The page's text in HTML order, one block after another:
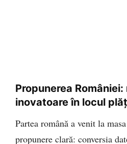
Propunerea
inovatoare în locul
Partea română a venit la
propunere clară: conversia